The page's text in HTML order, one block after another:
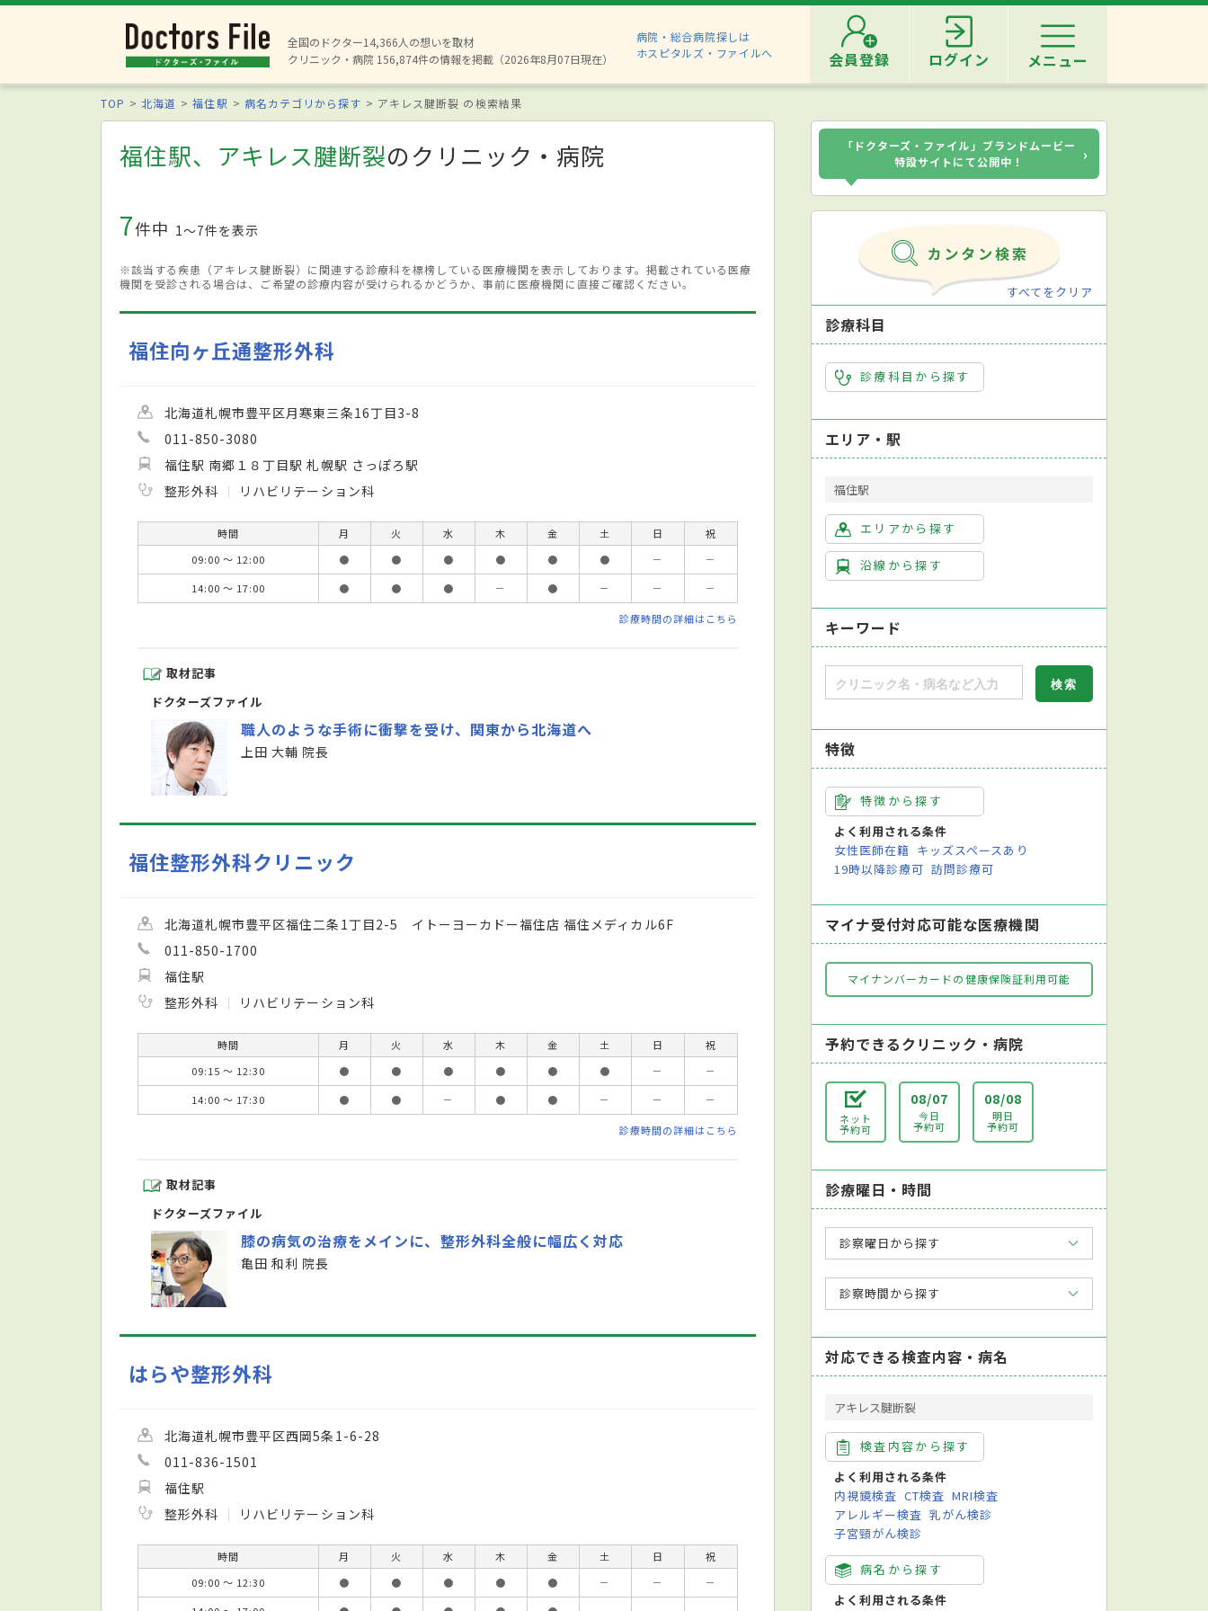
全国のドクター14,366人の想いを取材
クリニック・病院 156,874件の情報を掲載（2026年8月07日現在）
病院・総合病院探しは
ホスピタルズ・ファイルへ
会員登録 ログイン メニュー
TOP 北海道 福住駅 病名カテゴリから探す アキレス腱断裂 の検索結果
福住駅、アキレス腱断裂のクリニック・病院
7件中 1〜7件を表示
※該当する疾患（アキレス腱断裂）に関連する診療科を標榜している医療機関を表示しております。掲載されている医療
機関を受診される場合は、ご希望の診療内容が受けられるかどうか、事前に医療機関に直接ご確認ください。
福住向ヶ丘通整形外科
北海道札幌市豊平区月寒東三条16丁目3-8
011-850-3080
福住駅 南郷１８丁目駅 札幌駅 さっぽろ駅
整形外科
リハビリテーション科
時間 月 火 水 木 金 土 日
祝
09:00 ～ 12:00
● ● ● ● ● ● －
－
14:00 ～ 17:00
● ● ● － ● － － －
診療時間の詳細はこちら
取材記事
ドクターズファイル
職人のような手術に衝撃を受け、関東から北海道へ
上田 大輔 院長
福住整形外科クリニック
北海道札幌市豊平区福住二条1丁目2-5 イトーヨーカドー福住店 福住メディカル6F
011-850-1700
福住駅
整形外科
リハビリテーション科
時間 月 火 水 木 金 土 日
祝
09:15 ～ 12:30
● ● ● ● ● ● －
－
14:00 ～ 17:30
● ● － ● ● － － －
診療時間の詳細はこちら
取材記事
ドクターズファイル
膝の病気の治療をメインに、整形外科全般に幅広く対応
亀田 和利 院長
はらや整形外科
北海道札幌市豊平区西岡5条1-6-28
011-836-1501
福住駅
整形外科
リハビリテーション科
時間 月 火 水 木 金 土 日
祝
09:00 ～ 12:30
● ● ● ● ● － －
－
「ドクターズ・ファイル」ブランドムービー
特設サイトにて公開中！
›
すべてをクリア
診療科目
診療科目から探す
エリア・駅
福住駅
エリアから探す
沿線から探す
キーワード
特徴
特徴から探す
よく利用される条件
女性医師在籍 キッズスペースあり
19時以降診療可 訪問診療可
マイナ受付対応可能な医療機関
マイナンバーカードの健康保険証利用可能
予約できるクリニック・病院
ネット
予約可
08/07
今日
予約可
08/08
明日
予約可
診療曜日・時間
診察曜日から探す
診察時間から探す
対応できる検査内容・病名
アキレス腱断裂
検査内容から探す
よく利用される条件
内視鏡検査 CT検査 MRI検査
アレルギー検査 乳がん検診
子宮頸がん検診
病名から探す
よく利用される条件